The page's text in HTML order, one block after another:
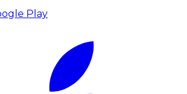
Play